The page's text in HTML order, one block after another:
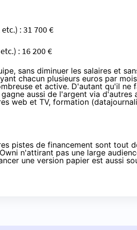
: 31 700 €
: 16 200 €
sans diminuer les salaires et
chacun plusieurs euros par
et active. D'autant qu'il ne
aussi de l'argent via d'autres
web et TV, formation
pistes de financement sont tout
n'attirant pas une large
une version papier est aussi